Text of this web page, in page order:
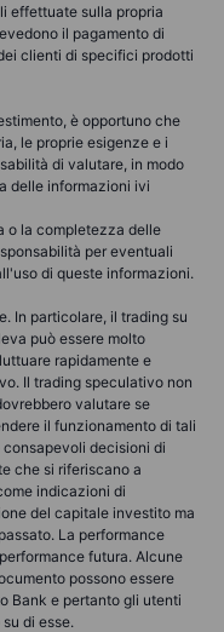
effettuate sulla propria
il pagamento di
clienti di specifici prodotti
è opportuno che
le proprie esigenze e i
di valutare, in modo
delle informazioni ivi
o la completezza delle
per eventuali
di queste informazioni.
In particolare, il trading su
può essere molto
rapidamente e
Il trading speculativo non
valutare se
il funzionamento di tali
decisioni di
che si riferiscano a
indicazioni di
del capitale investito ma
La performance
futura. Alcune
possono essere
Bank e pertanto gli utenti
di esse.